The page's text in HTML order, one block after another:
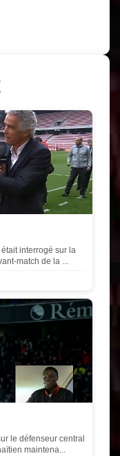
interrogé sur la
match de la ...
le défenseur central
maintena...